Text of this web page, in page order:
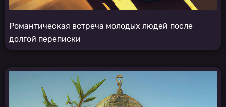
Романтическая встреча молодых людей после
долгой переписки